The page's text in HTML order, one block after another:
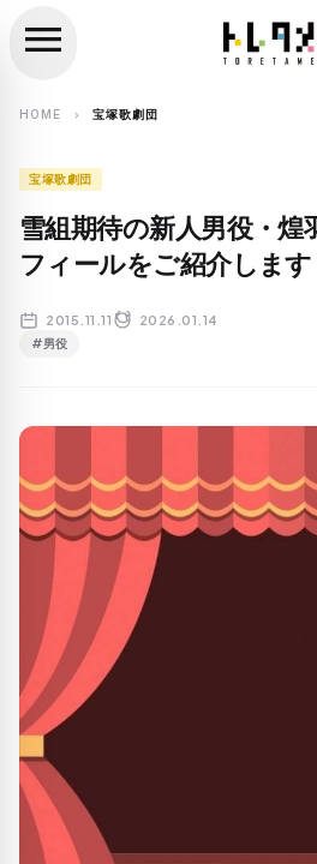
search
menu
HOME chevron_right 宝塚歌劇団
宝塚歌劇団
雪組期待の新人男役・
フィールをご紹介します
2015.11.11 2026.01.14
#男役